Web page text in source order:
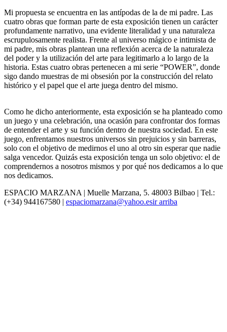
Mi propuesta se encuentra en las antípodas de la de mi padre. Las
cuatro obras que forman parte de esta exposición tienen un carácter
profundamente narrativo, una evidente literalidad y una naturaleza
escrupulosamente realista. Frente al universo mágico e intimista de
mi padre, mis obras plantean una reflexión acerca de la naturaleza
del poder y la utilización del arte para legitimarlo a lo largo de la
historia. Estas cuatro obras pertenecen a mi serie “POWER”, donde
sigo dando muestras de mi obsesión por la construcción del relato
histórico y el papel que el arte juega dentro del mismo.
Como he dicho anteriormente, esta exposición se ha planteado como
un juego y una celebración, una ocasión para confrontar dos formas
de entender el arte y su función dentro de nuestra sociedad. En este
juego, enfrentamos nuestros universos sin prejuicios y sin barreras,
solo con el objetivo de medirnos el uno al otro sin esperar que nadie
salga vencedor. Quizás esta exposición tenga un solo objetivo: el de
comprendernos a nosotros mismos y por qué nos dedicamos a lo que
nos dedicamos.
ESPACIO MARZANA | Muelle Marzana, 5. 48003 Bilbao | Tel.:
(+34) 944167580 | espaciomarzana@yahoo.esir arriba